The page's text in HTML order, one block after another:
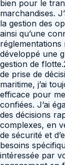
bien pour le
marchandises.
la gestion des
ainsi qu’une
réglementations
développé une
gestion de
de prise de
maritime, j’ai
efficace pour
confiées. J’ai
des décisions
complexes, en
de sécurité et
besoins
intéressée par